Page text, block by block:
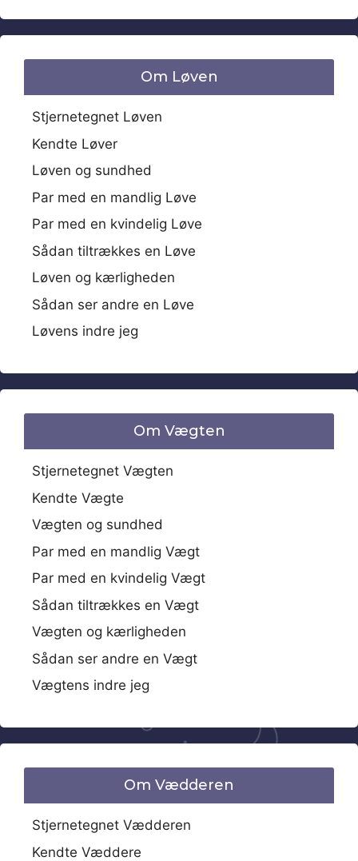
Om Løven
Stjernetegnet Løven
Kendte Løver
Løven og sundhed
Par med en mandlig Løve
Par med en kvindelig Løve
Sådan tiltrækkes en Løve
Løven og kærligheden
Sådan ser andre en Løve
Løvens indre jeg
Om Vægten
Stjernetegnet Vægten
Kendte Vægte
Vægten og sundhed
Par med en mandlig Vægt
Par med en kvindelig Vægt
Sådan tiltrækkes en Vægt
Vægten og kærligheden
Sådan ser andre en Vægt
Vægtens indre jeg
Om Vædderen
Stjernetegnet Vædderen
Kendte Væddere